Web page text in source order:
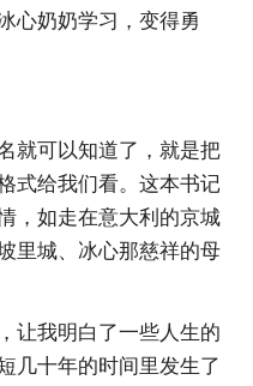
心奶奶学习，变得勇
就可以知道了，就是把
式给我们看。这本书记
，如走在意大利的京城
里城、冰心那慈祥的母
让我明白了一些人生的
几十年的时间里发生了